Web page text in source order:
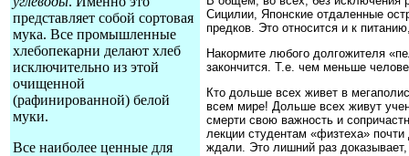
представляет собой сортовая
мука. Все промышленные
хлебопекарни делают хлеб
исключительно из этой
очищенной
(рафинированной) белой
муки.
Все наиболее ценные для
Сицилии, Японские отдаленные
предков. Это относится и к
Накормите любого долгожителя
закончится. Т.е. чем меньше
Кто дольше всех живет в
всем мире! Дольше всех живут
смерти свою важность и
лекции студентам «физтеха»
ждали. Это лишний раз